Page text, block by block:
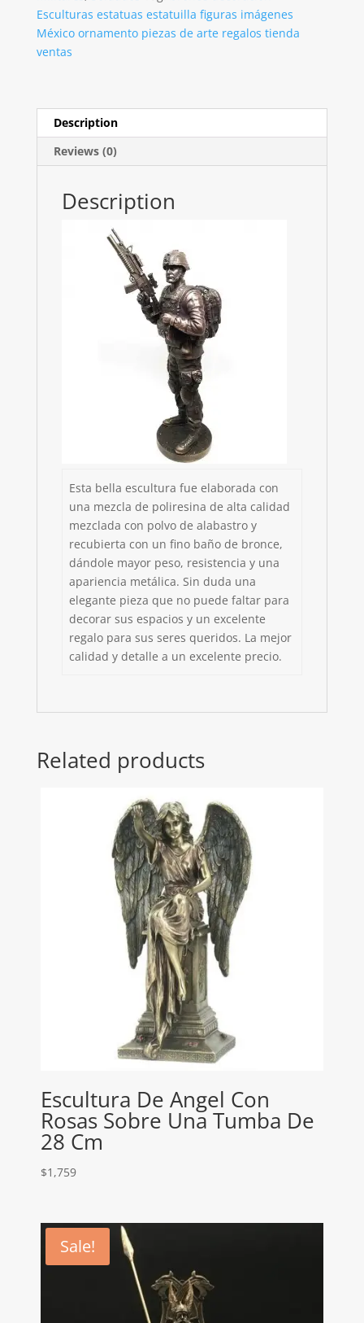
Detallado
quantity
Esculturas estatuas estatuilla figuras imágenes
México ornamento piezas de arte regalos tienda
ventas
Description
Reviews (0)
Description
Esta bella escultura fue elaborada con
una mezcla de poliresina de alta calidad
mezclada con polvo de alabastro y
recubierta con un fino baño de bronce,
dándole mayor peso, resistencia y una
apariencia metálica. Sin duda una
elegante pieza que no puede faltar para
decorar sus espacios y un excelente
regalo para sus seres queridos. La mejor
calidad y detalle a un excelente precio.
Related products
Escultura De Angel Con
Rosas Sobre Una Tumba De
28 Cm
$1,759
Sale!